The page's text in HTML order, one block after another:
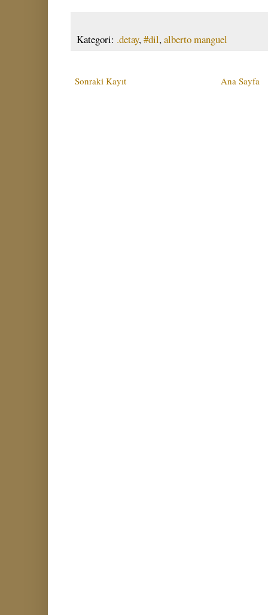
Kategori: .detay,#dil,alberto manguel
Sonraki Kayıt Ana Sayfa